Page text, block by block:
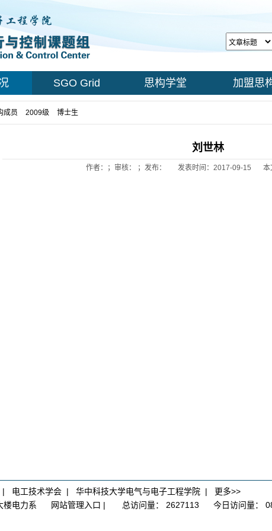
SGO Grid 思构学堂 加盟思
成员 2009级 博士生
刘世林
作者：；审核： ；发布： 发表时间：2017-09-15 本
| 电工技术学会 | 华中科技大学电气与电子工程学院 | 更多>>
大楼电力系
网站管理入口 | 总访问量： 2627113 今日访问量：